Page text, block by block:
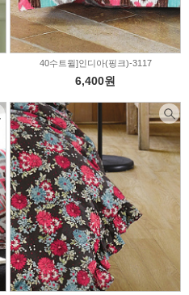
40수트윌]인디아(핑크)-3117
6,400원